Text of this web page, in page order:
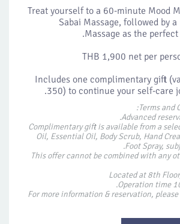
Treat yourself to a 60-minute Mood
Sabai Massage, followed by
Massage as the
THB 1,900 net per
Includes one complimentary gift
350) to continue your self-care
- Complimentary gift is available from a
Oil, Essential Oil, Body Scrub, Hand
Foot Spray,
- This offer cannot be combined with any
For more information & reservation,